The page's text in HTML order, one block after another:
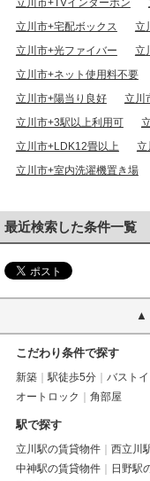
立川市+TVインターホン
立川市+宅配ボックス
立
立川市+光ファイバー
立
立川市+ネット使用料不要
立川市+陽当り良好
立川
立川市+3駅以上利用可
立川市+LDK12畳以上
立
立川市+室内洗濯機置き場
最近検索した条件一覧
こだわり条件で探す
新築 駅徒歩5分 バストイ
オートロック
角部屋
駅で探す
立川駅の賃貸物件 西立川
中神駅の賃貸物件
日野駅